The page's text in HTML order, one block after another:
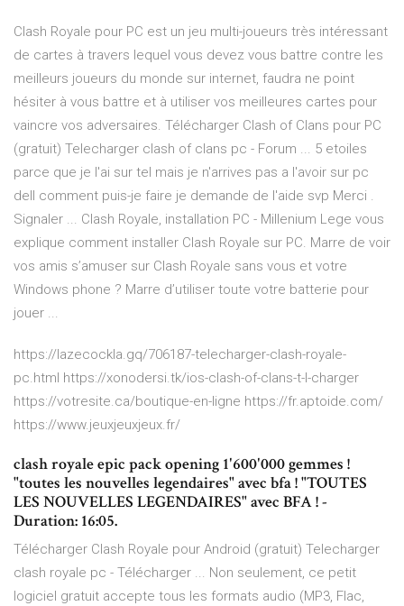
Clash Royale pour PC est un jeu multi-joueurs très intéressant
de cartes à travers lequel vous devez vous battre contre les
meilleurs joueurs du monde sur internet, faudra ne point
hésiter à vous battre et à utiliser vos meilleures cartes pour
vaincre vos adversaires. Télécharger Clash of Clans pour PC
(gratuit) Telecharger clash of clans pc - Forum ... 5 etoiles
parce que je l'ai sur tel mais je n'arrives pas a l'avoir sur pc
dell comment puis-je faire je demande de l'aide svp Merci .
Signaler ... Clash Royale, installation PC - Millenium Lege vous
explique comment installer Clash Royale sur PC. Marre de voir
vos amis s’amuser sur Clash Royale sans vous et votre
Windows phone ? Marre d’utiliser toute votre batterie pour
jouer ...
https://lazecockla.gq/706187-telecharger-clash-royale-
pc.html https://xonodersi.tk/ios-clash-of-clans-t-l-charger
https://votresite.ca/boutique-en-ligne https://fr.aptoide.com/
https://www.jeuxjeuxjeux.fr/
clash royale epic pack opening 1'600'000 gemmes !
"toutes les nouvelles legendaires" avec bfa ! "TOUTES
LES NOUVELLES LEGENDAIRES" avec BFA ! -
Duration: 16:05.
Télécharger Clash Royale pour Android (gratuit) Telecharger
clash royale pc - Télécharger ... Non seulement, ce petit
logiciel gratuit accepte tous les formats audio (MP3, Flac,